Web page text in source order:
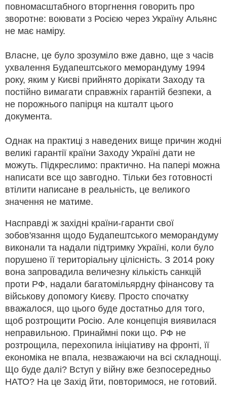
повномасштабного вторгнення говорить про
зворотне: воювати з Росією через Україну Альянс
не має наміру.
Власне, це було зрозуміло вже давно, ще з часів
ухвалення Будапештського меморандуму 1994
року, яким у Києві прийнято дорікати Заходу та
постійно вимагати справжніх гарантій безпеки, а
не порожнього папірця на кшталт цього
документа.
Однак на практиці з наведених вище причин жодні
великі гарантії країни Заходу Україні дати не
можуть. Підкреслимо: практично. На папері можна
написати все що завгодно. Тільки без готовності
втілити написане в реальність, це великого
значення не матиме.
Насправді ж західні країни-гаранти свої
зобов'язання щодо Будапештського меморандуму
виконали та надали підтримку Україні, коли було
порушено її територіальну цілісність. З 2014 року
вона запровадила величезну кількість санкцій
проти РФ, надали багатомільярдну фінансову та
військову допомогу Києву. Просто спочатку
вважалося, що цього буде достатньо для того,
щоб розтрощити Росію. Але концепція виявилася
неправильною. Принаймні поки що. РФ не
розтрощила, перехопила ініціативу на фронті, її
економіка не впала, незважаючи на всі складнощі.
Що буде далі? Вступ у війну вже безпосередньо
НАТО? На це Захід йти, повторимося, не готовий.